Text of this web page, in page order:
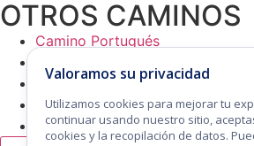
Valoramos su privacidad
Utilizamos cookies para mejorar tu
continuar usando nuestro sitio,
cookies y la recopilación de datos.
OTROS CAMINOS
Camino Portugués
Camino del Norte
Camino a Pie desde O-Cebreiro
Vía Verde de Ojos Negros